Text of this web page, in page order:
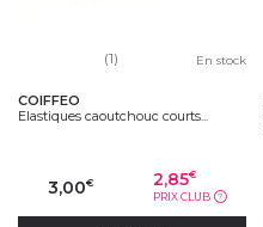
(1) En stock
COIFFEO
Elastiques caoutchouc courts...
3,00€ 2,85€
PRIX CLUB ?